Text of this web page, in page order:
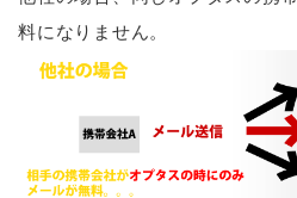
料になりません。